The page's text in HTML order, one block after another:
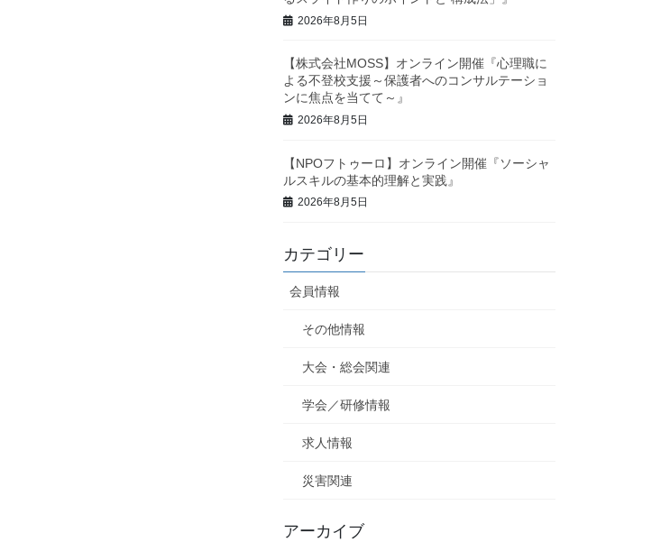
2026年8月5日
【株式会社MOSS】オンライン開催『心理職に
よる不登校支援～保護者へのコンサルテーショ
ンに焦点を当てて～』
2026年8月5日
【NPOフトゥーロ】オンライン開催『ソーシャ
ルスキルの基本的理解と実践』
2026年8月5日
カテゴリー
会員情報
その他情報
大会・総会関連
学会／研修情報
求人情報
災害関連
アーカイブ